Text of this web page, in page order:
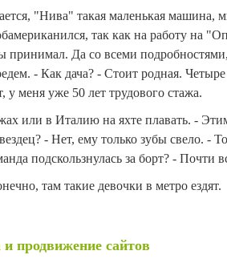
"Нива" такая маленькая машина,
так как на работу на
Да со всеми
- Как дача? - Стоит родная. Четыре
у меня уже 50 лет трудового стажа.
или в Италию на яхте плавать. -
- Нет, ему только зубы свело. -
подскользнулась за борт? - Почти
там такие девочки в метро ездят.
продвижение сайтов